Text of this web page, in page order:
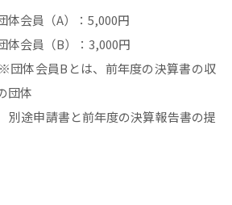
（A）：5,000円
B）：3,000円
は、前年度の決算書の収
団体
前年度の決算報告書の提